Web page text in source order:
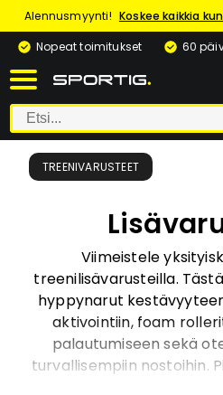
Alennusmyynti! Koskee kaikkia
Nopeat toimitukset
60
TREENIVARUSTEET
Viimeistele
treenilisävarusteilla.
hyppynarut
aktivointiin, foam
palautumiseen sekä
turvallisempiin nostoihin.